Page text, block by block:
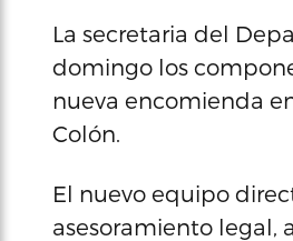
La secretaria del
domingo los
nueva encomienda
Colón.
El nuevo equipo
asesoramiento legal,